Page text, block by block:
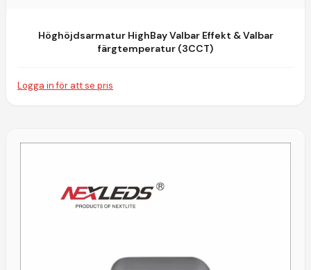
Höghöjdsarmatur HighBay Valbar Effekt & Valbar
färgtemperatur (3CCT)
Logga in för att se pris